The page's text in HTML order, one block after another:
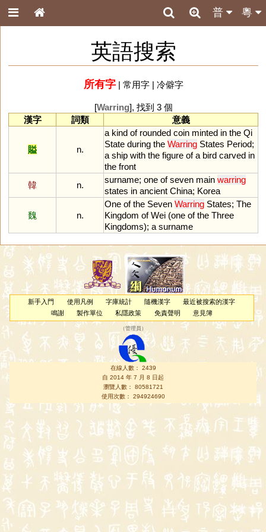
粵
普
英語搜索
所有字| 常用字| 冷僻字
[Warring], 找到 3 個
漢字
詞類 意義
賹 n.
a kind of rounded coin minted in the Qi
State during the Warring States Period;
a ship with the figure of a bird carved in
the front
韓
n.
surname; one of seven main warring
states in ancient China; Korea
魏 n.
One of the Seven Warring States; The
Kingdom of Wei (one of the Three
Kingdoms); a surname
新手入門 使用凡例 字庫統計 隨機漢字
最近被搜索的漢字
鳴謝
製作單位 私隱政策 免責聲明 意見簿
（管理員 ）
在線人數： 2439
自 2014 年 7 月 8 日起
瀏覽人數： 80581721
使用次數： 294924690